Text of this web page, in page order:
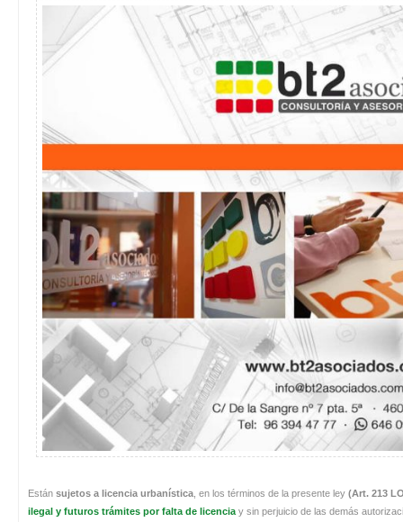
Están sujetos a licencia urbanística , en los términos de la presente ley (Art. 213
ilegal y futuros trámites por falta de licencia y sin perjuicio de las demás